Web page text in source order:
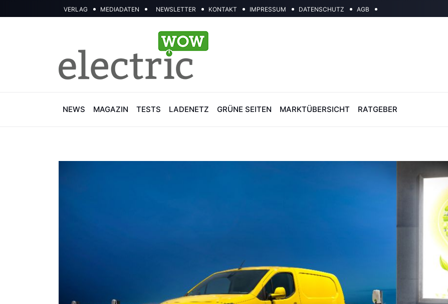
VERLAG MEDIADATEN NEWSLETTER KONTAKT IMPRESSUM DATENSCHUTZ AGB
NEWS MAGAZIN TESTS LADENETZ GRÜNE SEITEN MARKTÜBERSICHT RATGEBER